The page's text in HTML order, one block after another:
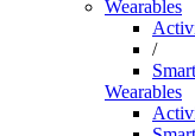
Wearables
/
Wearables